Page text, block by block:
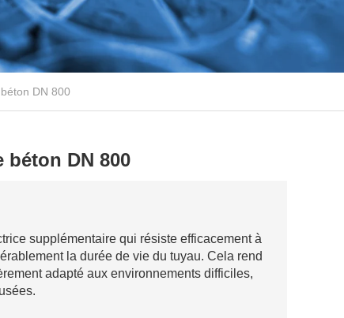
DN 800
DN 800
supplémentaire qui résiste efficacement à
la durée de vie du tuyau. Cela rend
adapté aux environnements difficiles,